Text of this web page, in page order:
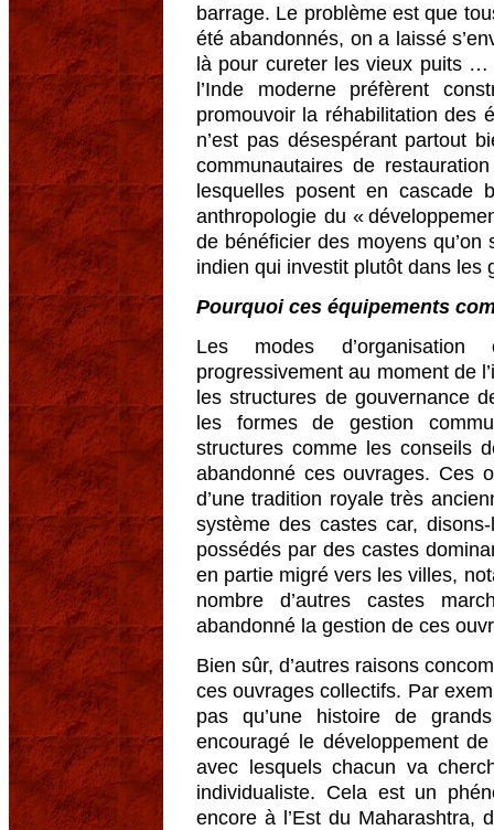
barrage. Le problème est que
été abandonnés, on a laissé
là pour cureter les vieux puits
l’Inde moderne préfèrent
promouvoir la réhabilitation des
n’est pas désespérant partout
communautaires de
lesquelles posent en cascade
anthropologie du «
de bénéficier des moyens qu’on
indien qui investit plutôt dans les
Pourquoi ces équipements
Les modes
progressivement au moment de
les structures de gouvernance
les formes de gestion
structures comme les conseils
abandonné ces ouvrages. Ces
d’une tradition royale très
système des castes car,
possédés par des castes
en partie migré vers les villes,
nombre d’autres castes
abandonné la gestion de ces
Bien sûr, d’autres raisons
ces ouvrages collectifs. Par
pas qu’une histoire de
encouragé le développement
avec lesquels chacun va
individualiste. Cela est un
encore à l’Est du Maharashtra,